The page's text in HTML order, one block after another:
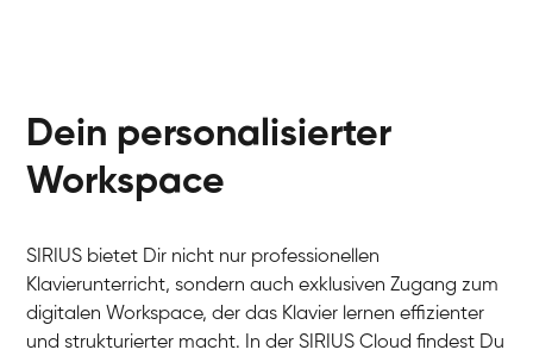
Dein personalisierter
Workspace
SIRIUS bietet Dir nicht nur professionellen
Klavierunterricht, sondern auch exklusiven Zugang zum
digitalen Workspace, der das Klavier lernen effizienter
und strukturierter macht. In der SIRIUS Cloud findest Du